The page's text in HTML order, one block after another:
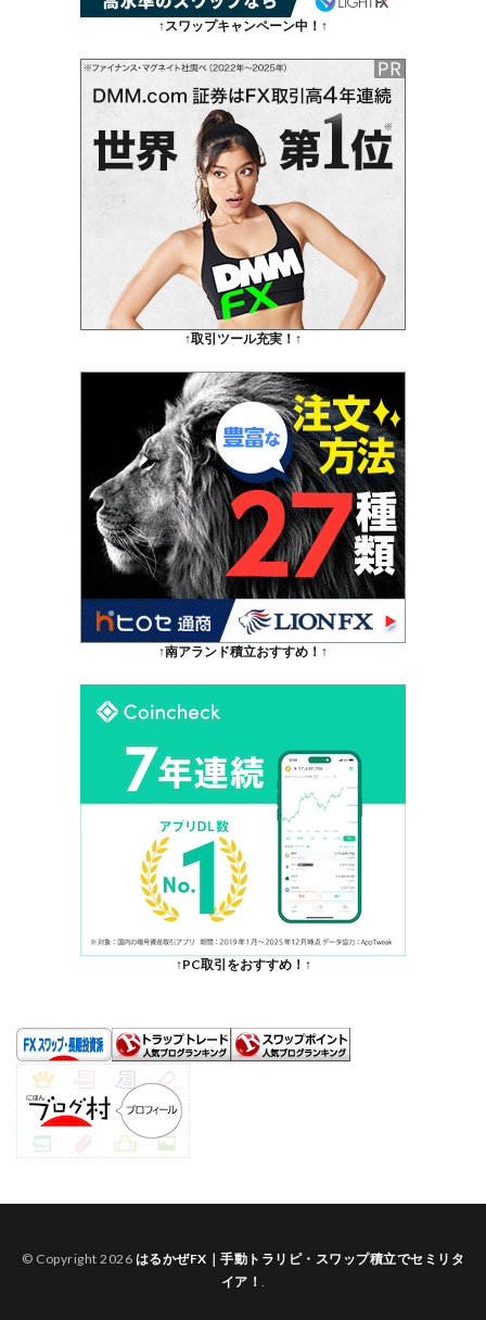
↑スワップキャンペーン中！↑
↑取引ツール充実！↑
↑南アランド積立おすすめ！↑
↑PC取引をおすすめ！↑
© Copyright 2026 はるかぜFX｜手動トラリピ・スワップ積立でセミリタ
イア！ .